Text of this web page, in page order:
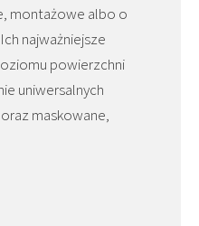
montażowe albo o
najważniejsze
powierzchni
uniwersalnych
maskowane,